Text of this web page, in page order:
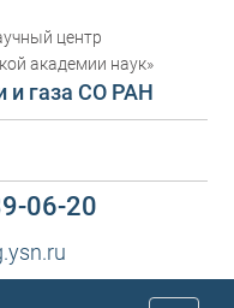
центр
академии наук»
и газа СО РАН
06-20